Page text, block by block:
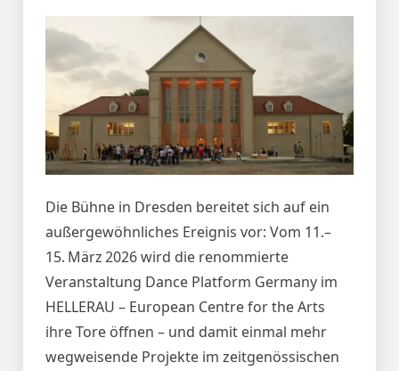
Die Bühne in Dresden bereitet sich auf ein
außergewöhnliches Ereignis vor: Vom 11.–
15. März 2026 wird die renommierte
Veranstaltung Dance Platform Germany im
HELLERAU – European Centre for the Arts
ihre Tore öffnen – und damit einmal mehr
wegweisende Projekte im zeitgenössischen